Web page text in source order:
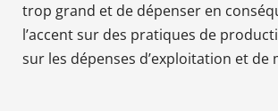
trop grand et de dépenser en
l’accent sur des pratiques de
sur les dépenses d’exploitation et